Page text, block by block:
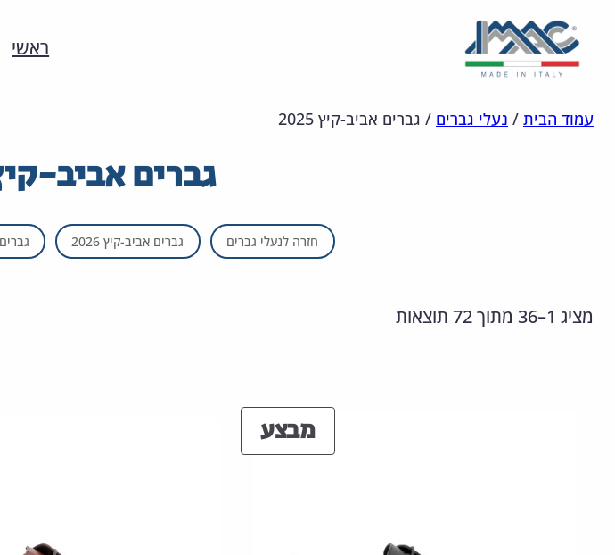
לדלג
הצהרת
מפת
ראשי
עמוד הבית / נעלי גברים / גברים אביב-קיץ 2025
גברים אביב-קיץ
חזרה לנעלי גברים גברים אביב-קיץ 2026 גברים
מציג 1–36 מתוך 72 תוצאות
מבצעמוצרים
במבצע